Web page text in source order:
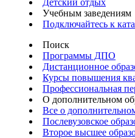
Учебным заведениям
Подключайтесь к
Поиск
Программы ДПО
Дистанционное
Курсы повышения
Профессиональная
О дополнительном
Все о
Послевузовское
Второе высшее